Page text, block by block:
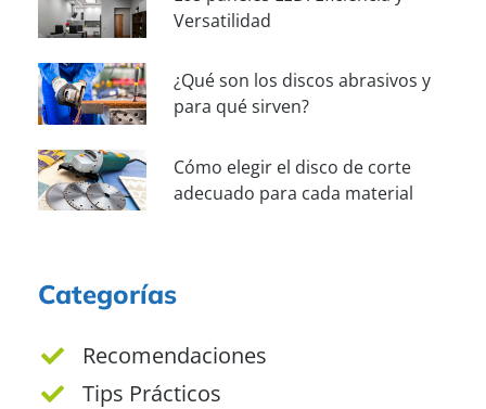
Versatilidad
¿Qué son los discos abrasivos y
para qué sirven?
Cómo elegir el disco de corte
adecuado para cada material
Categorías
Recomendaciones
Tips Prácticos